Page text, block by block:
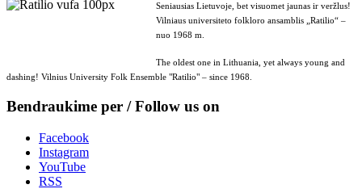
Seniausias Lietuvoje, bet visuomet jaunas ir veržlus!
Vilniaus universiteto folkloro ansamblis „Ratilio“ –
nuo 1968 m.
The oldest one in Lithuania, yet always young and
dashing! Vilnius University Folk Ensemble "Ratilio" – since 1968.
Bendraukime per / Follow us on
Facebook
Instagram
YouTube
RSS